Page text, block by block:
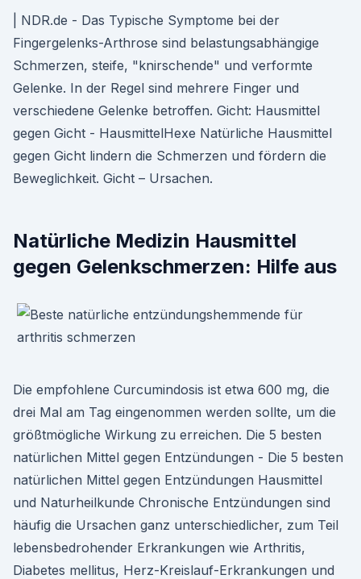
| NDR.de - Das Typische Symptome bei der
Fingergelenks-Arthrose sind belastungsabhängige
Schmerzen, steife, "knirschende" und verformte
Gelenke. In der Regel sind mehrere Finger und
verschiedene Gelenke betroffen. Gicht: Hausmittel
gegen Gicht - HausmittelHexe Natürliche Hausmittel
gegen Gicht lindern die Schmerzen und fördern die
Beweglichkeit. Gicht – Ursachen.
Natürliche Medizin Hausmittel
gegen Gelenkschmerzen: Hilfe aus
Die empfohlene Curcumindosis ist etwa 600 mg, die
drei Mal am Tag eingenommen werden sollte, um die
größtmögliche Wirkung zu erreichen. Die 5 besten
natürlichen Mittel gegen Entzündungen - Die 5 besten
natürlichen Mittel gegen Entzündungen Hausmittel
und Naturheilkunde Chronische Entzündungen sind
häufig die Ursachen ganz unterschiedlicher, zum Teil
lebensbedrohender Erkrankungen wie Arthritis,
Diabetes mellitus, Herz-Kreislauf-Erkrankungen und